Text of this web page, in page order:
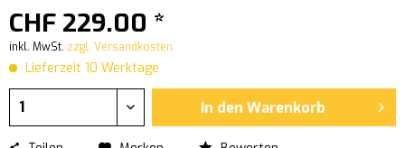
CHF 229.00 *
inkl. MwSt. zzgl. Versandkosten
Lieferzeit 10 Werktage
In den Warenkorb